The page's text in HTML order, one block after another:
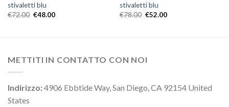
stivaletti blu
€72.00 €48.00
stivaletti blu
€78.00 €52.00
METTITI IN CONTATTO CON NOI
Indirizzo:4906 Ebbtide Way, San Diego, CA 92154 United
States